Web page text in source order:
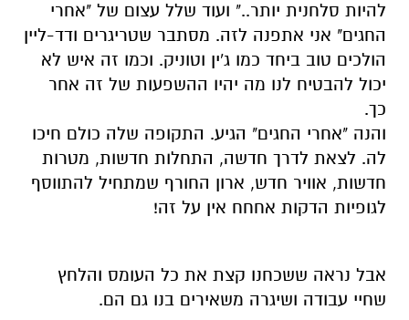
להיות סלחנית יותר.." ועוד שלל עצום של "אחרי
החגים" אני אתפנה לזה. מסתבר שטריגרים ודד-ליין
הולכים טוב ביחד כמו ג'ין וטוניק. וכמו זה איש לא
יכול להבטיח לנו מה יהיו ההשפעות של זה אחר
כך.
והנה "אחרי החגים" הגיע. התקופה שלה כולם חיכו
לה. לצאת לדרך חדשה, התחלות חדשות, מטרות
חדשות, אוויר חדש, ארון החורף שמתחיל להתווסף
לגופיות הדקות אחחח אין על זה!
אבל נראה ששכחנו קצת את כל העומס והלחץ
שחיי עבודה ושיגרה משאירים בנו גם הם.